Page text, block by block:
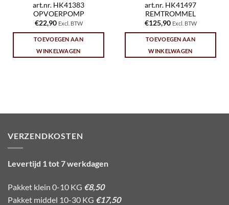
art.nr. HK41383
OPVOERPOMP
€22,90 Excl. BTW
TOEVOEGEN AAN
WINKELWAGEN
art.nr. HK41497
REMTROMMEL
€125,90 Excl. BTW
TOEVOEGEN AAN
WINKELWAGEN
VERZENDKOSTEN
Levertijd 1 tot 7 werkdagen
Pakket klein 0-10 KG €8,50
Pakket middel 10-30 KG €17,50